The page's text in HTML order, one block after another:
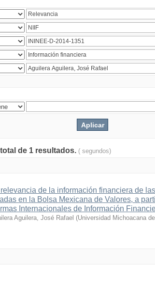
de 1 resultados. ( segundos)
relevancia de la información financiera de
en la Bolsa Mexicana de Valores, a
Internacionales de Información
Aguilera, José Rafael (Universidad Michoacana